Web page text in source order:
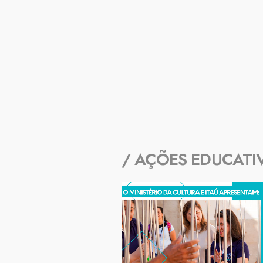
/ AÇÕES